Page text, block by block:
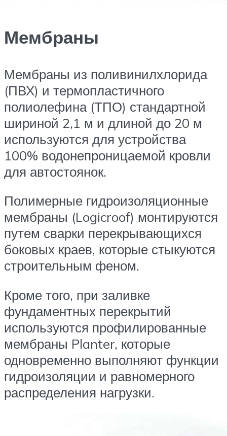
Мембраны
Мембраны из поливинилхлорида
(ПВХ) и термопластичного
полиолефина (ТПО) стандартной
шириной 2,1 м и длиной до 20 м
используются для устройства
100% водонепроницаемой кровли
для автостоянок.
Полимерные гидроизоляционные
мембраны (Logicroof) монтируются
путем сварки перекрывающихся
боковых краев, которые стыкуются
строительным феном.
Кроме того, при заливке
фундаментных перекрытий
используются профилированные
мембраны Planter, которые
одновременно выполняют функции
гидроизоляции и равномерного
распределения нагрузки.